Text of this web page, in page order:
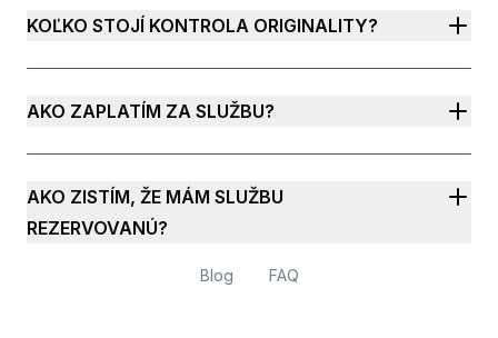
KOĽKO STOJÍ KONTROLA ORIGINALITY?
AKO ZAPLATÍM ZA SLUŽBU?
AKO ZISTÍM, ŽE MÁM SLUŽBU
REZERVOVANÚ?
Blog FAQ